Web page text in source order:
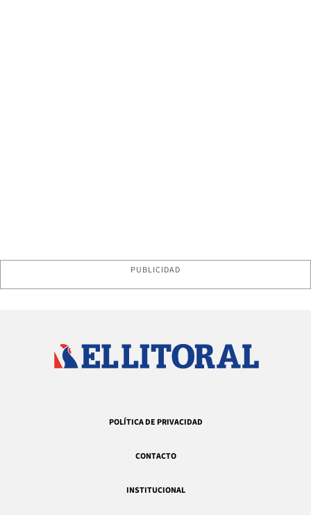
PUBLICIDAD
POLÍTICA DE PRIVACIDAD
CONTACTO
INSTITUCIONAL